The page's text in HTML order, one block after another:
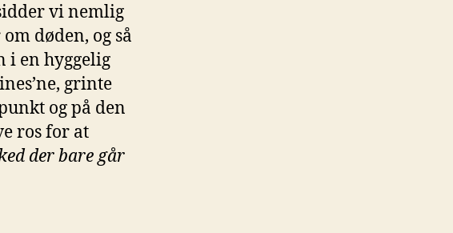
vi nemlig
døden, og så
i en hyggelig
grinte
og på den
ros for at
der bare går